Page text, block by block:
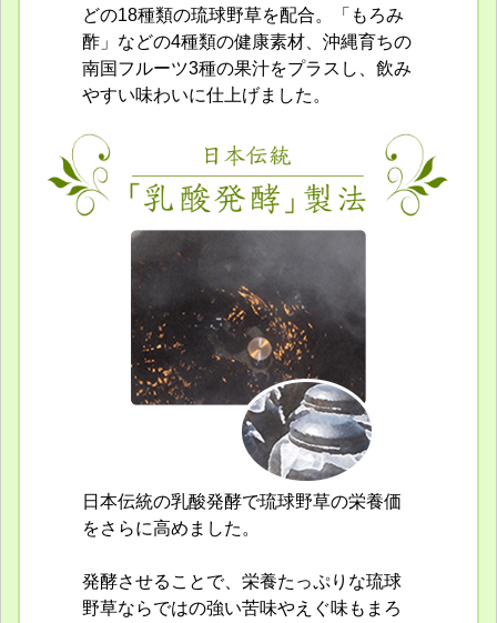
どの18種類の琉球野草を配合。「もろみ
酢」などの4種類の健康素材、沖縄育ちの
南国フルーツ3種の果汁をプラスし、飲み
やすい味わいに仕上げました。
日本伝統の乳酸発酵で琉球野草の栄養価
をさらに高めました。
発酵させることで、栄養たっぷりな琉球
野草ならではの強い苦味やえぐ味もまろ